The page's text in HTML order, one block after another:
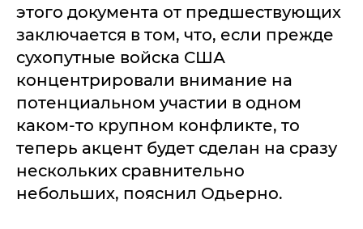
этого документа от предшествующих
заключается в том, что, если прежде
сухопутные войска США
концентрировали внимание на
потенциальном участии в одном
каком-то крупном конфликте, то
теперь акцент будет сделан на сразу
нескольких сравнительно
небольших, пояснил Одьерно.